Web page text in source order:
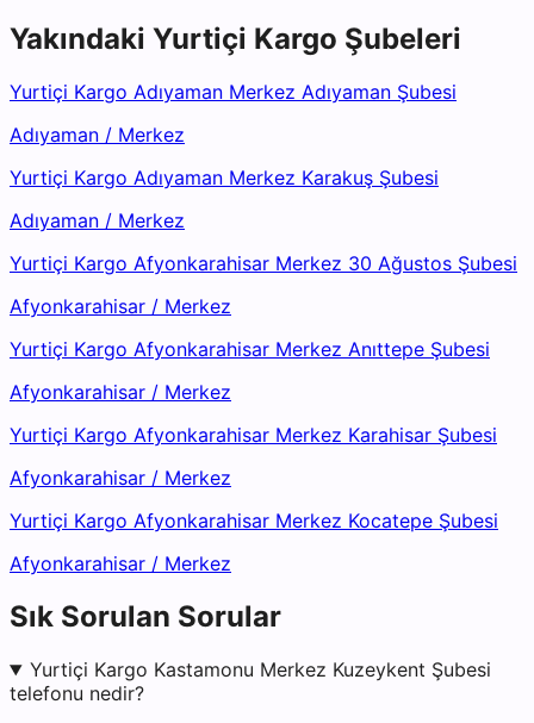
Yakındaki Yurtiçi Kargo Şubeleri
Yurtiçi Kargo Adıyaman Merkez Adıyaman Şubesi
Adıyaman / Merkez
Yurtiçi Kargo Adıyaman Merkez Karakuş Şubesi
Adıyaman / Merkez
Yurtiçi Kargo Afyonkarahisar Merkez 30 Ağustos Şubesi
Afyonkarahisar / Merkez
Yurtiçi Kargo Afyonkarahisar Merkez Anıttepe Şubesi
Afyonkarahisar / Merkez
Yurtiçi Kargo Afyonkarahisar Merkez Karahisar Şubesi
Afyonkarahisar / Merkez
Yurtiçi Kargo Afyonkarahisar Merkez Kocatepe Şubesi
Afyonkarahisar / Merkez
Sık Sorulan Sorular
Yurtiçi Kargo Kastamonu Merkez Kuzeykent Şubesi
telefonu nedir?